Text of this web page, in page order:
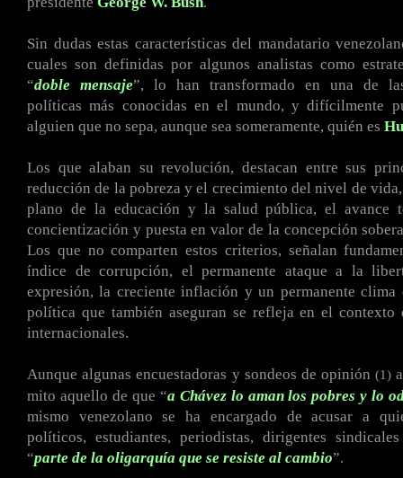
Sin dudas estas características del mandatario
cuales son definidas por algunos analistas como
“doble mensaje”, lo han transformado en una de
políticas más conocidas en el mundo, y difícilmente
alguien que no sepa, aunque sea someramente, quién es
Los que alaban su revolución, destacan entre sus
reducción de la pobreza y el crecimiento del nivel de
plano de la educación y la salud pública, el avance
concientización y puesta en valor de la concepción
Los que no comparten estos criterios, señalan
índice de corrupción, el permanente ataque a la
expresión, la creciente inflación y un permanente
política que también aseguran se refleja en el contexto
internacionales.
Aunque algunas encuestadoras y sondeos de opinión(1)
mito aquello de que “a Chávez lo aman los pobres y lo
mismo venezolano se ha encargado de acusar a
políticos, estudiantes, periodistas, dirigentes
“parte de la oligarquía que se resiste al cambio”.